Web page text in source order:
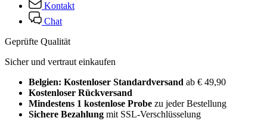
Kontakt
Chat
Geprüfte Qualität
Sicher und vertraut einkaufen
Belgien: Kostenloser Standardversand ab € 49,90
Kostenloser Rückversand
Mindestens 1 kostenlose Probe zu jeder Bestellung
Sichere Bezahlung mit SSL-Verschlüsselung